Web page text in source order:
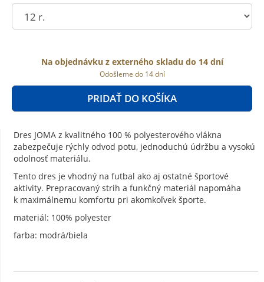
Na objednávku z externého skladu do 14 dní
Odošleme do 14 dní
PRIDAŤ DO KOŠÍKA
Dres JOMA z kvalitného 100 % polyesterového vlákna
zabezpečuje rýchly odvod potu, jednoduchú údržbu a vysokú
odolnosť materiálu.
Tento dres je vhodný na futbal ako aj ostatné športové
aktivity. Prepracovaný strih a funkčný materiál napomáha
k maximálnemu komfortu pri akomkoľvek športe.
materiál: 100% polyester
farba: modrá/biela